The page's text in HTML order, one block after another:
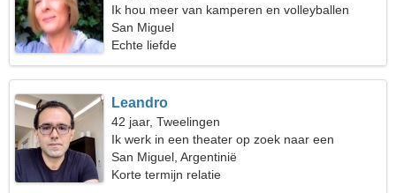
Ik hou meer van kamperen en volleyballen
San Miguel
Echte liefde
Leandro
42 jaar, Tweelingen
Ik werk in een theater op zoek naar een
romantische vrouw
San Miguel, Argentinië
Korte termijn relatie